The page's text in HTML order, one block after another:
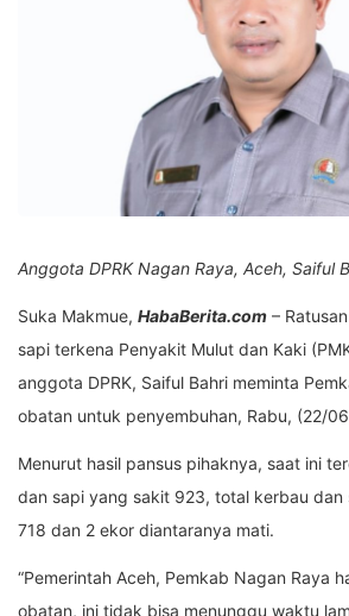
Anggota DPRK Nagan Raya, Aceh, Saiful
Suka Makmue, HabaBerita.com –
sapi terkena Penyakit Mulut dan Kaki
anggota DPRK, Saiful Bahri meminta
obatan untuk penyembuhan, Rabu, (22/
Menurut hasil pansus pihaknya, saat ini
dan sapi yang sakit 923, total kerbau dan
718 dan 2 ekor diantaranya mati.
“Pemerintah Aceh, Pemkab Nagan Raya
obatan, ini tidak bisa menunggu waktu